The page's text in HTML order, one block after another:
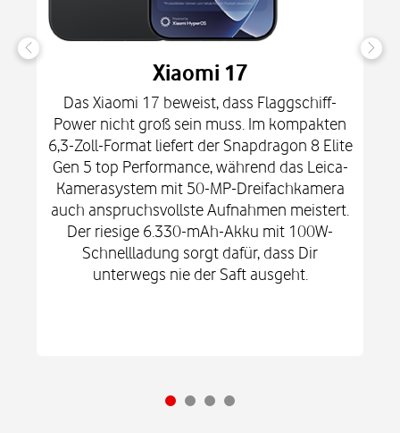
Xiaomi 17
Das Xiaomi 17 beweist, dass Flaggschiff-
Power nicht groß sein muss. Im kompakten
6,3-Zoll-Format liefert der Snapdragon 8 Elite
Gen 5 top Performance, während das Leica-
Kamerasystem mit 50-MP-Dreifachkamera
auch anspruchsvollste Aufnahmen meistert.
Der riesige 6.330-mAh-Akku mit 100W-
Schnellladung sorgt dafür, dass Dir
unterwegs nie der Saft ausgeht.